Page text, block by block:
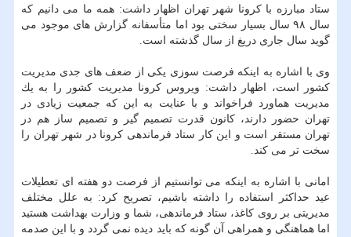
ستاد مبارزه با كرونا شهر تهران اظهار داشت: همه ما می دانیم كه
سال ۹۸ سال بسیار سختی بود اما متأسفانه گزارش های موجود می
گوید سال جاری دریغ از سال گذشته است.
وی با اشاره به اینكه فرصت سوزی یكی از ضعف های جدی مدیریت
كشور است، اظهار داشت: ویروس كرونا مدیریت كشور را به یك
مدیریت هماورد فراخواند و با عنایت به این كه جمعیت زیادی در
تهران حضور دارند، كانون قدرت تصمیم گیر و تصمیم ساز هم در
تهران مستقر است و این كار ستاد فرماندهی كرونا در شهر تهران را
سخت تر می كند.
امانی با اشاره به اینكه می توانستیم از فرصت دو هفته ای تعطیلات
عید حداكثر استفاده را داشته باشیم، تصریح كرد: به علل مختلف
مدیریتی بر روی كاغذ، ستاد فرماندهی، شما و وزارت بهداشت هستید
اما هماهنگی و همراهی آن گونه كه باید دیده نمی گردد و با این صدمه